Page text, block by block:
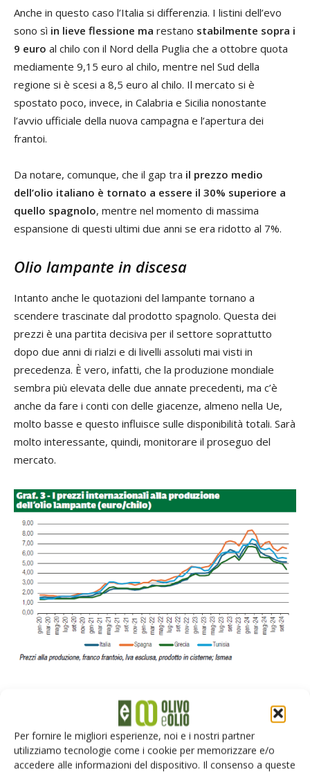
Per fornire le migliori esperienze, noi e i nostri partner
utilizziamo tecnologie come i cookie per memorizzare e/o
accedere alle informazioni del dispositivo. Il consenso a queste
Anche in questo caso l’Italia si differenzia. I listini dell’evo
sono sì in lieve flessione ma restano stabilmente sopra i
9 euro al chilo con il Nord della Puglia che a ottobre quota
mediamente 9,15 euro al chilo, mentre nel Sud della
regione si è scesi a 8,5 euro al chilo. Il mercato si è
spostato poco, invece, in Calabria e Sicilia nonostante
l’avvio ufficiale della nuova campagna e l’apertura dei
frantoi.
Da notare, comunque, che il gap tra il prezzo medio
dell’olio italiano è tornato a essere il 30% superiore a
quello spagnolo, mentre nel momento di massima
espansione di questi ultimi due anni se era ridotto al 7%.
Olio lampante in discesa
Intanto anche le quotazioni del lampante tornano a
scendere trascinate dal prodotto spagnolo. Questa dei
prezzi è una partita decisiva per il settore soprattutto
dopo due anni di rialzi e di livelli assoluti mai visti in
precedenza. È vero, infatti, che la produzione mondiale
sembra più elevata delle due annate precedenti, ma c’è
anche da fare i conti con delle giacenze, almeno nella Ue,
molto basse e questo influisce sulle disponibilità totali. Sarà
molto interessante, quindi, monitorare il proseguo del
mercato.
Italia, esportazioni in crescita,
importazioni in calo
Le disponibilità saranno fondamentali anche per la ripresa